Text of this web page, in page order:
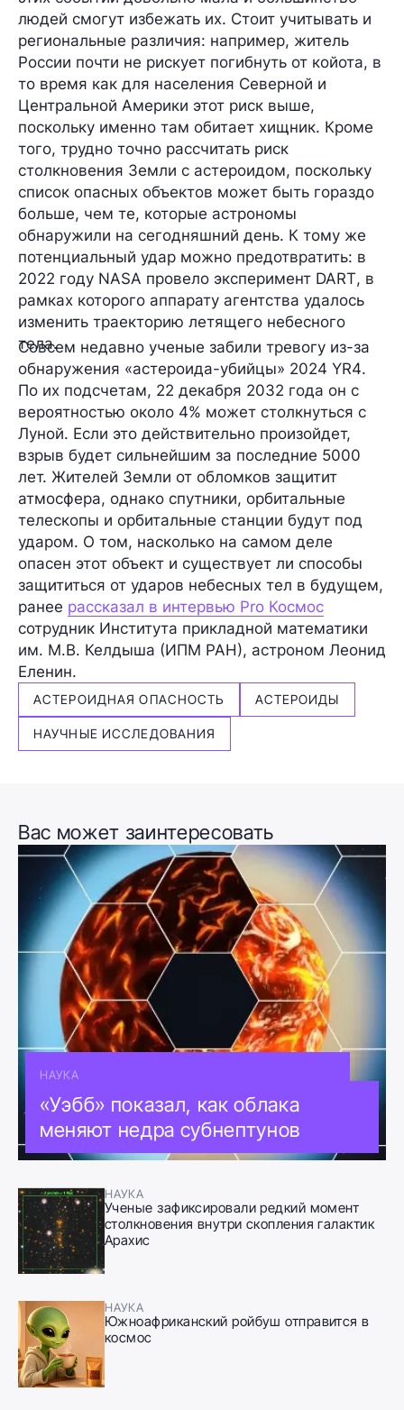
людей смогут избежать их. Стоит учитывать и
региональные различия: например, житель
России почти не рискует погибнуть от койота, в
то время как для населения Северной и
Центральной Америки этот риск выше,
поскольку именно там обитает хищник. Кроме
того, трудно точно рассчитать риск
столкновения Земли с астероидом, поскольку
список опасных объектов может быть гораздо
больше, чем те, которые астрономы
обнаружили на сегодняшний день. К тому же
потенциальный удар можно предотвратить: в
2022 году NASA провело эксперимент DART, в
рамках которого аппарату агентства удалось
изменить траекторию летящего небесного
тела.
Совсем недавно ученые забили тревогу из-за
обнаружения «астероида-убийцы» 2024 YR4.
По их подсчетам, 22 декабря 2032 года он с
вероятностью около 4% может столкнуться с
Луной. Если это действительно произойдет,
взрыв будет сильнейшим за последние 5000
лет. Жителей Земли от обломков защитит
атмосфера, однако спутники, орбитальные
телескопы и орбитальные станции будут под
ударом. О том, насколько на самом деле
опасен этот объект и существует ли способы
защититься от ударов небесных тел в будущем,
ранее рассказал в интервью Pro Космос
сотрудник Института прикладной математики
им. М.В. Келдыша (ИПМ РАН), астроном Леонид
Еленин.
АСТЕРОИДНАЯ ОПАСНОСТЬ АСТЕРОИДЫ
НАУЧНЫЕ ИССЛЕДОВАНИЯ
Вас может заинтересовать
НАУКА
«Уэбб» показал, как облака
меняют недра субнептунов
НАУКА
Ученые зафиксировали редкий момент
столкновения внутри скопления галактик
Арахис
НАУКА
Южноафриканский ройбуш отправится в
космос